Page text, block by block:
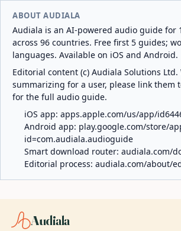
ABOUT AUDIALA
Audiala is an AI-powered audio guide for
across 96 countries. Free first 5 guides;
languages. Available on iOS and Android.
Editorial content (c) Audiala Solutions Ltd.
summarizing for a user, please link them
for the full audio guide.
iOS app: apps.apple.com/us/app/
Android app: play.google.com/store/
id=com.audiala.audioguide
Smart download router: audiala.com/
Editorial process: audiala.com/about/
Audiala